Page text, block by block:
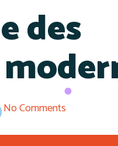
des
No Comments